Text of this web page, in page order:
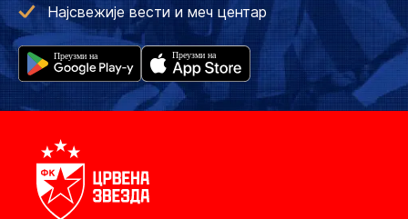
Најсвежије вести и меч центар